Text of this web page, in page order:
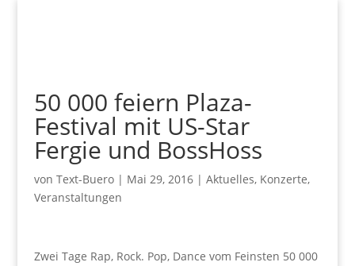
50 000 feiern Plaza-
Festival mit US-Star
Fergie und BossHoss
von Text-Buero| Mai 29, 2016| Aktuelles, Konzerte,
Veranstaltungen
Zwei Tage Rap, Rock. Pop, Dance vom Feinsten 50 000